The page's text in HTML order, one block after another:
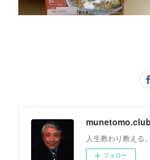
人生教わり教える
フォロー